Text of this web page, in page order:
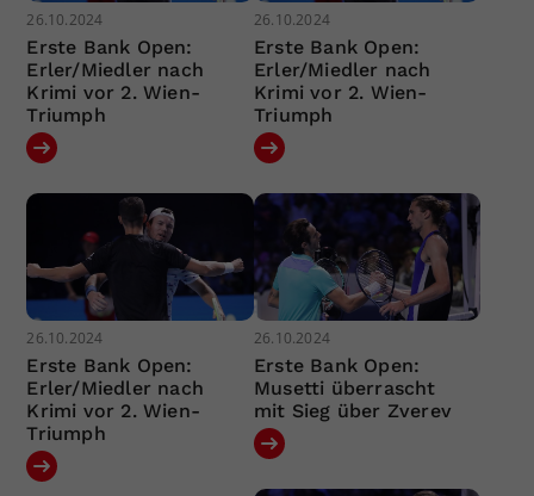
26.10.2024
Erste Bank Open:
Erler/Miedler nach
Krimi vor 2. Wien-
Triumph
26.10.2024
Erste Bank Open:
Erler/Miedler nach
Krimi vor 2. Wien-
Triumph
26.10.2024
Erste Bank Open:
Erler/Miedler nach
Krimi vor 2. Wien-
Triumph
26.10.2024
Erste Bank Open:
Musetti überrascht
mit Sieg über Zverev